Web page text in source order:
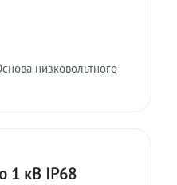
низковольтного
1 кВ IP68